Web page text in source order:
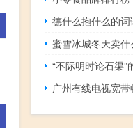
德什么抱什么的
蜜雪冰城冬天卖什
“不际明时论石渠”